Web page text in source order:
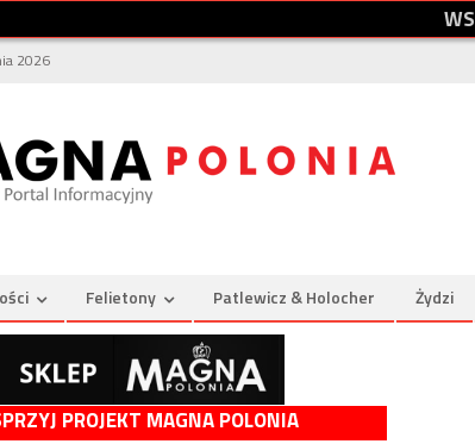
WS
2026
Felietony Patlewicz & Holocher Żydzi
PROJEKT MAGNA POLONIA